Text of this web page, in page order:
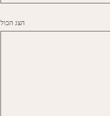
הצג הכול